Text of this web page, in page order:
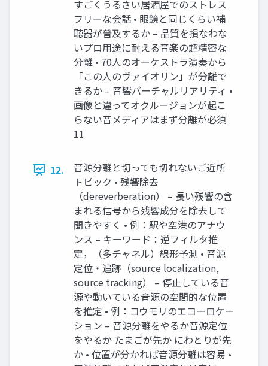
すごくうるさい居酒屋でのストレス
フリーな会話 • 眼鏡と同じくらい補
聴器が普及するか – 品質を損なわな
いプロ用途に耐える音楽の超精密な
分離 • 70人のオーケストラ演奏から
「この人のヴァイオリン」が分離で
きるか – 音響バーチャルリアリティ •
画像と違ってオクルージョンが起こ
らない音メディアはまず分離が必須
11
12.
音源分離と切っても切れないご近所
トピック • 残響除去
（dereverberation） – 長い残響の含
まれる信号から残響成分を除去して
聞きやすく • 例：駅や空港のアナウ
ンス – キーワード：逆フィルタ推
定，（多チャネル）線形予測 • 音源
定位・追跡（source localization,
source tracking） – 停止している音
源や動いている音源の空間的な位置
を推定 • 例：コウモリのエコーロケー
ション – 音源分離をやるか音源定位
をやるか たまごが先か にわとりが先
か • 位置が分かれば音源分離は容易 •